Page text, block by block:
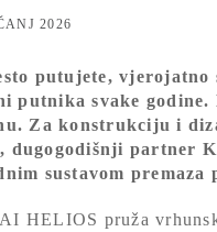
2026
putujete,
putnika svake
Za konstrukciju i
dugogodišnji partner
sustavom
HELIOS pruža